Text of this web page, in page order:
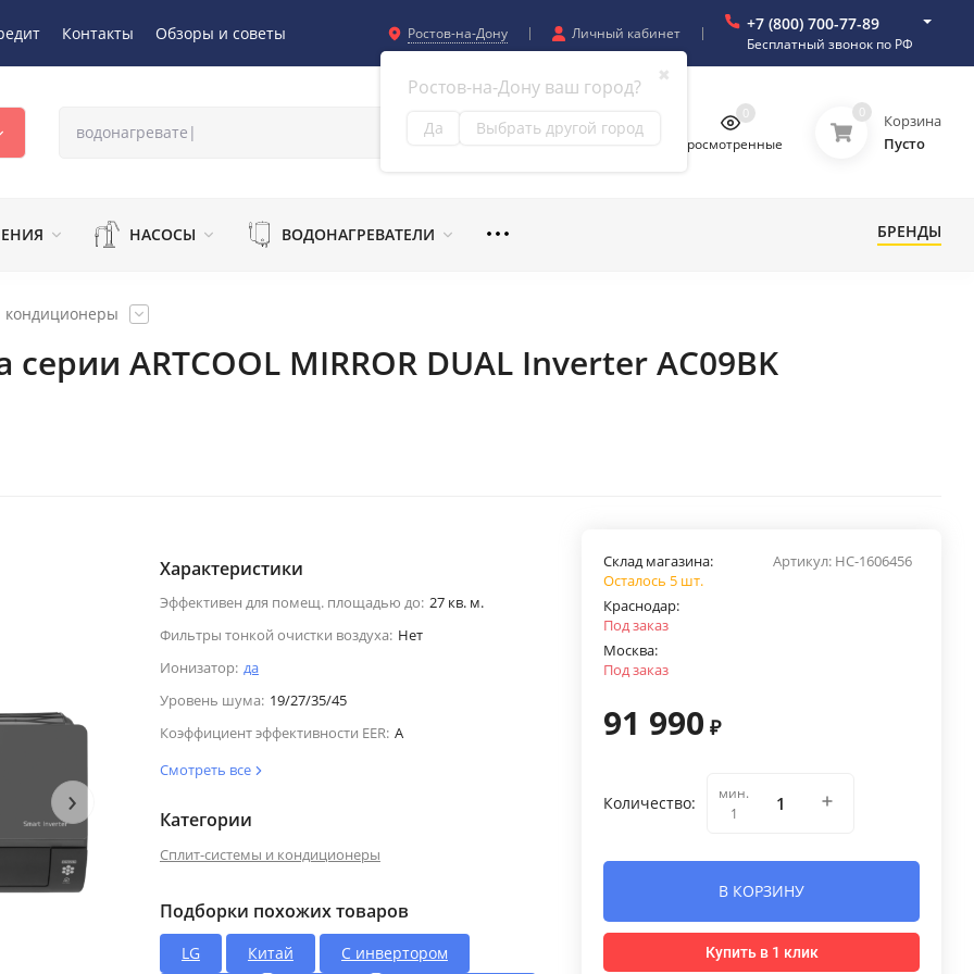
Контакты Обзоры и советы Ростов-на-Дону
✖
Ростов-на-Дону ваш город?
Да Выбрать другой город
Личный кабинет +7 (800) 700-77-89
Бесплатный звонок по РФ
Просмотренные
0 0
Корзина
Пусто
НАСОСЫ ВОДОНАГРЕВАТЕЛИ БРЕНДЫ
кондиционеры
ARTCOOL MIRROR DUAL Inverter AC09BK
›
Характеристики
Эффективен для помещ. площадью до: 27 кв. м.
Фильтры тонкой очистки воздуха: Нет
Ионизатор: да
Уровень шума: 19/27/35/45
Коэффициент эффективности EER: A
Смотреть все
Категории
Сплит-системы и кондиционеры
Подборки похожих товаров
LG Китай С инвертором
Артикул: НС-1606456
Склад магазина:
Осталось 5 шт.
Краснодар:
Под заказ
Москва:
Под заказ
91 990 ₽
Количество:
мин.
1
В КОРЗИНУ
Купить в 1 клик